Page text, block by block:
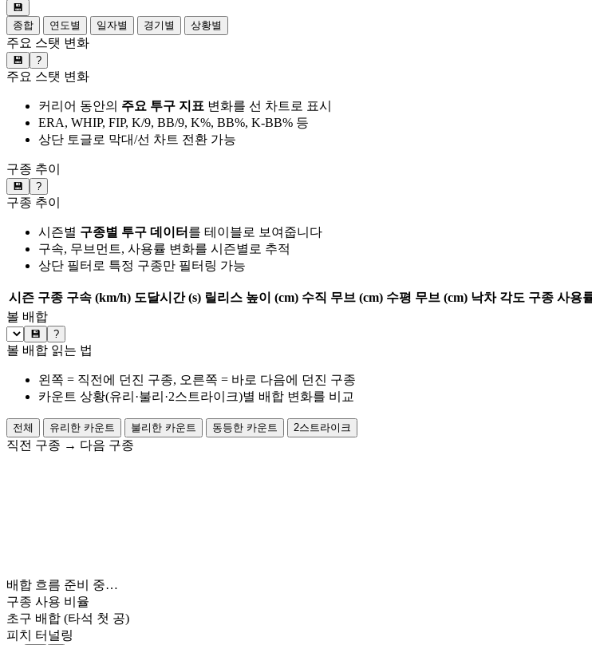
💾
종합
연도별 일자별 경기별 상황별
주요 스탯 변화
💾 ?
주요 스탯 변화
커리어 동안의 주요 투구 지표 변화를 선 차트로 표시
ERA, WHIP, FIP, K/9, BB/9, K%, BB%, K-BB% 등
상단 토글로 막대/선 차트 전환 가능
구종 추이
💾 ?
구종 추이
시즌별 구종별 투구 데이터 를 테이블로 보여줍니다
구속, 무브먼트, 사용률 변화를 시즌별로 추적
상단 필터로 특정 구종만 필터링 가능
시즌 구종 구속 (km/h) 도달시간 (s) 릴리스 높이 (cm) 수직 무브 (cm) 수평 무브 (cm) 낙차 각도 구종 사용
볼 배합
💾 ?
볼 배합 읽는 법
왼쪽 = 직전에 던진 구종, 오른쪽 = 바로 다음에 던진 구종
카운트 상황(유리·불리·2스트라이크)별 배합 변화를 비교
전체 유리한 카운트 불리한 카운트 동등한 카운트 2스트라이크
직전 구종 → 다음 구종
배합 흐름 준비 중…
구종 사용 비율
초구 배합 (타석 첫 공)
피치 터널링